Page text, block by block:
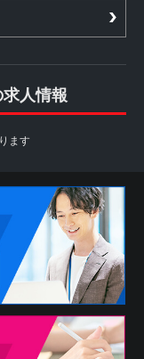
人情報
ます